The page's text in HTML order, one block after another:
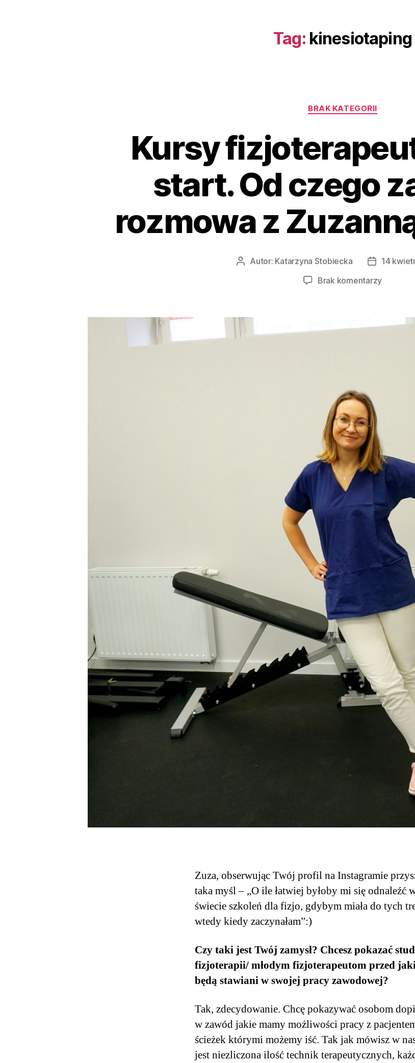
Tag: kinesiotaping
BRAK KATEGORII
Kursy
start. Od czego
rozmowa z
Autor: Katarzyna Stobiecka
14
Brak komentarzy
Zuza, obserwując Twój profil na Instagramie
taka myśl – „O ile łatwiej byłoby mi się odnaleźć
świecie szkoleń dla fizjo, gdybym miała do tych
wtedy kiedy zaczynałam”:)
Czy taki jest Twój zamysł? Chcesz pokazać
fizjoterapii/ młodym fizjoterapeutom przed
będą stawiani w swojej pracy zawodowej?
Tak, zdecydowanie. Chcę pokazywać osobom
w zawód jakie mamy możliwości pracy z
ścieżek którymi możemy iść. Tak jak mówisz w
jest niezliczona ilość technik terapeutycznych,